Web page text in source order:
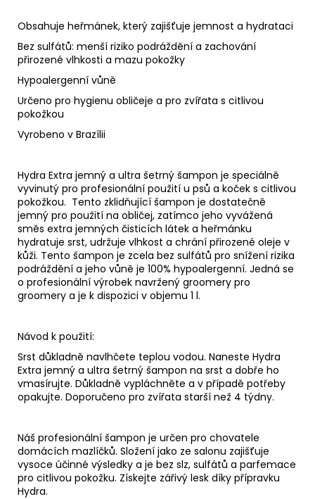
Obsahuje heřmánek, který zajišťuje jemnost a hydrataci
Bez sulfátů: menší riziko podráždění a zachování
přirozené vlhkosti a mazu pokožky
Hypoalergenní vůně
Určeno pro hygienu obličeje a pro zvířata s citlivou
pokožkou
Vyrobeno v Brazílii
Hydra Extra jemný a ultra šetrný šampon je speciálně
vyvinutý pro profesionální použití u psů a koček s citlivou
pokožkou. Tento zklidňující šampon je dostatečně
jemný pro použití na obličej, zatímco jeho vyvážená
směs extra jemných čisticích látek a heřmánku
hydratuje srst, udržuje vlhkost a chrání přirozené oleje v
kůži. Tento šampon je zcela bez sulfátů pro snížení rizika
podráždění a jeho vůně je 100% hypoalergenní. Jedná se
o profesionální výrobek navržený groomery pro
groomery a je k dispozici v objemu 1 l.
Návod k použití:
Srst důkladně navlhčete teplou vodou. Naneste Hydra
Extra jemný a ultra šetrný šampon na srst a dobře ho
vmasírujte. Důkladně vypláchněte a v případě potřeby
opakujte. Doporučeno pro zvířata starší než 4 týdny.
Náš profesionální šampon je určen pro chovatele
domácích mazlíčků. Složení jako ze salonu zajišťuje
vysoce účinné výsledky a je bez slz, sulfátů a parfemace
pro citlivou pokožku. Získejte zářivý lesk díky přípravku
Hydra.